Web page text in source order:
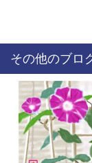
その他のブロ